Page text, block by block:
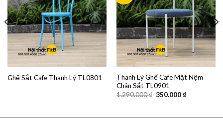
Ghế Sắt Cafe Thanh Lý TL0801
Thanh Lý Ghế Cafe Mặt Nệm
Chân Sắt TL0901
1.290.000₫ 350.000₫